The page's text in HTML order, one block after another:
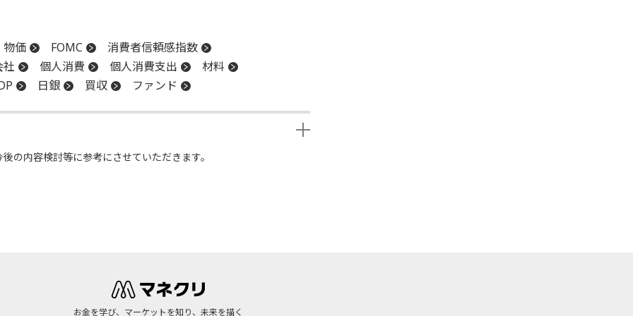
物価 FOMC
消費者信頼感指数
社
個人消費 個人消費支出
材料
日銀 買収 ファンド
の内容検討等に参考にさせていただきます。
お金を学び、マーケットを知り、未来を描く